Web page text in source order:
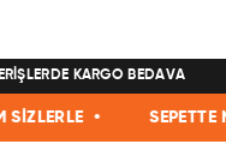
KARGO BEDAVA
• SEPETTE